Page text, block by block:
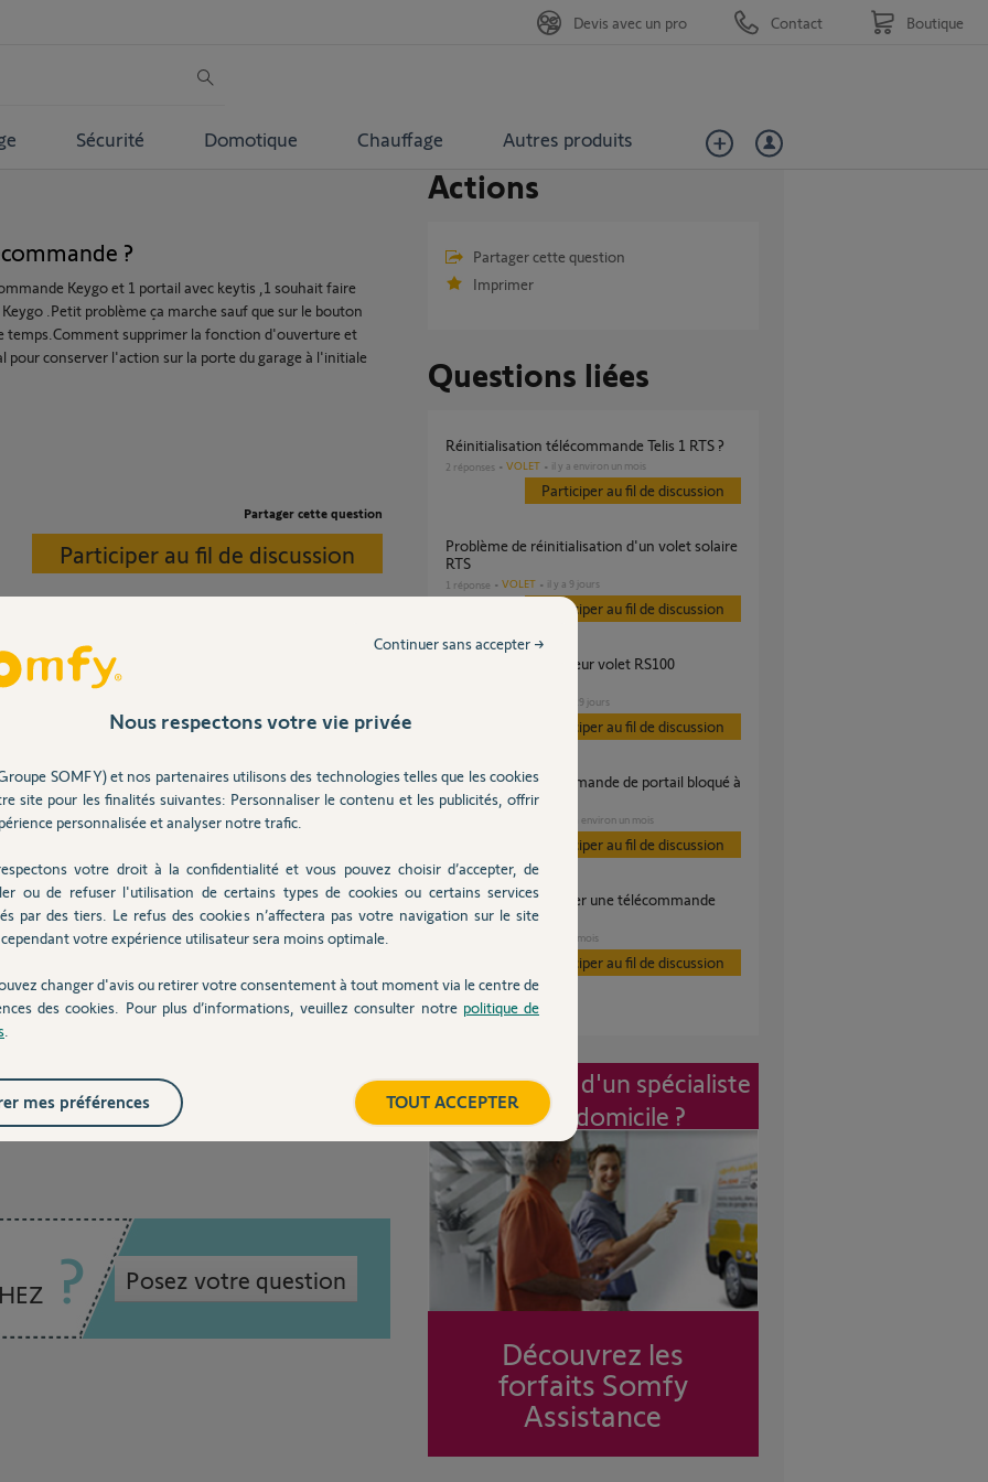
Sécurité Domotique Chauffage Autres produits
Devis avec un pro Contact Boutique
?
Keygo et 1 portail avec keytis ,1 souhait faire
.Petit problème ça marche sauf que sur le bouton
temps.Comment supprimer la fonction d'ouverture et
conserver l'action sur la porte du garage à l'initiale
Partager cette question
Participer au fil de discussion
vos motorisations ?
selon les motorisations.
ans
donc effectuer une remise à zéro des
afin que cela respecte vos
ans
Posez votre question
Actions
Partager cette question
Imprimer
Questions liées
réinitialisation télécommande Telis 1 RTS ?
2 réponses VOLET il y a environ un mois
Participer au fil de discussion
Problème de réinitialisation d'un volet solaire
RTS
1 réponse VOLET il y a 9 jours
Participer au fil de discussion
il y a 29 jours
Participer au fil de discussion
Nombre de télécommande de portail bloqué à
Deux
il y a environ un mois
Participer au fil de discussion
comment réinitialiser une télécommande
Somfy 74300
il y a 6 mois
Participer au fil de discussion
Intervention d'un spécialiste
à mon domicile ?
Découvrez les
forfaits Somfy
Assistance
Nous respectons votre vie privée
SOMFY) et nos partenaires utilisons des technologies telles que les cookies
site pour les finalités suivantes: Personnaliser le contenu et les publicités, offrir
personnalisée et analyser notre trafic.
votre droit à la confidentialité et vous pouvez choisir d’accepter, de
ou de refuser l'utilisation de certains types de cookies ou certains services
par des tiers. Le refus des cookies n’affectera pas votre navigation sur le site
votre expérience utilisateur sera moins optimale.
changer d'avis ou retirer votre consentement à tout moment via le centre de
des cookies. Pour plus d’informations, veuillez consulter notre politique de
Continuer sans accepter →
TOUT ACCEPTER
mes préférences